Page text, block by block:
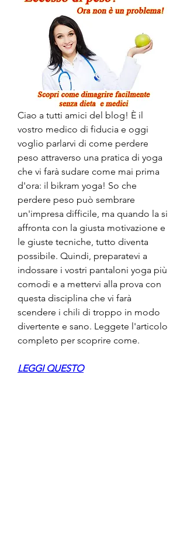
Ciao a tutti amici del blog! È il
vostro medico di fiducia e oggi
voglio parlarvi di come perdere
peso attraverso una pratica di yoga
che vi farà sudare come mai prima
d'ora: il bikram yoga! So che
perdere peso può sembrare
un'impresa difficile, ma quando la si
affronta con la giusta motivazione e
le giuste tecniche, tutto diventa
possibile. Quindi, preparatevi a
indossare i vostri pantaloni yoga più
comodi e a mettervi alla prova con
questa disciplina che vi farà
scendere i chili di troppo in modo
divertente e sano. Leggete l'articolo
completo per scoprire come.
LEGGI QUESTO